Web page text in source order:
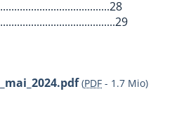
(PDF - 1.7 Mio)